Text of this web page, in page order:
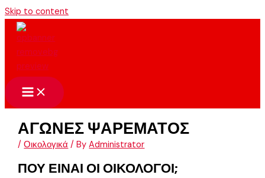
Skip to content
ΑΓΩΝΕΣ ΨΑΡΕΜΑΤΟΣ
/Οικολογικά / ByAdministrator
ΠΟΥ ΕΙΝΑΙ ΟΙ ΟΙΚΟΛΟΓΟΙ;